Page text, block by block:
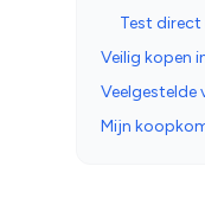
Test
Veilig kopen
Veelgestelde
Mijn